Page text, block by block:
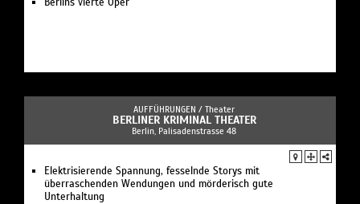
AUFFÜHRUNGEN / Theater
BERLINER KRIMINAL THEATER
Berlin, Palisadenstrasse 48
Elektrisierende Spannung, fesselnde Storys mit
überraschenden Wendungen und mörderisch gute
Unterhaltung